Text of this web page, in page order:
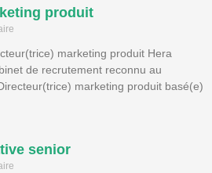
produit
marketing produit Hera
de recrutement reconnu au
marketing produit basé(e)
senior